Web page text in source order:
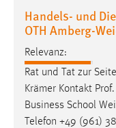
Handels- und
OTH Amberg-
Relevanz:
Rat und Tat zur
Krämer Kontakt
Business School
Telefon +49 (961)